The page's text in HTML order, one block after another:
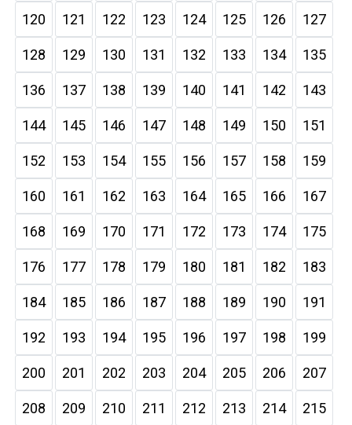
120 121 122 123 124 125 126 127
128 129 130 131 132 133 134 135
136 137 138 139 140 141 142 143
144 145 146 147 148 149 150 151
152 153 154 155 156 157 158 159
160 161 162 163 164 165 166 167
168 169 170 171 172 173 174 175
176 177 178 179 180 181 182 183
184 185 186 187 188 189 190 191
192 193 194 195 196 197 198 199
200 201 202 203 204 205 206 207
208 209 210 211 212 213 214 215